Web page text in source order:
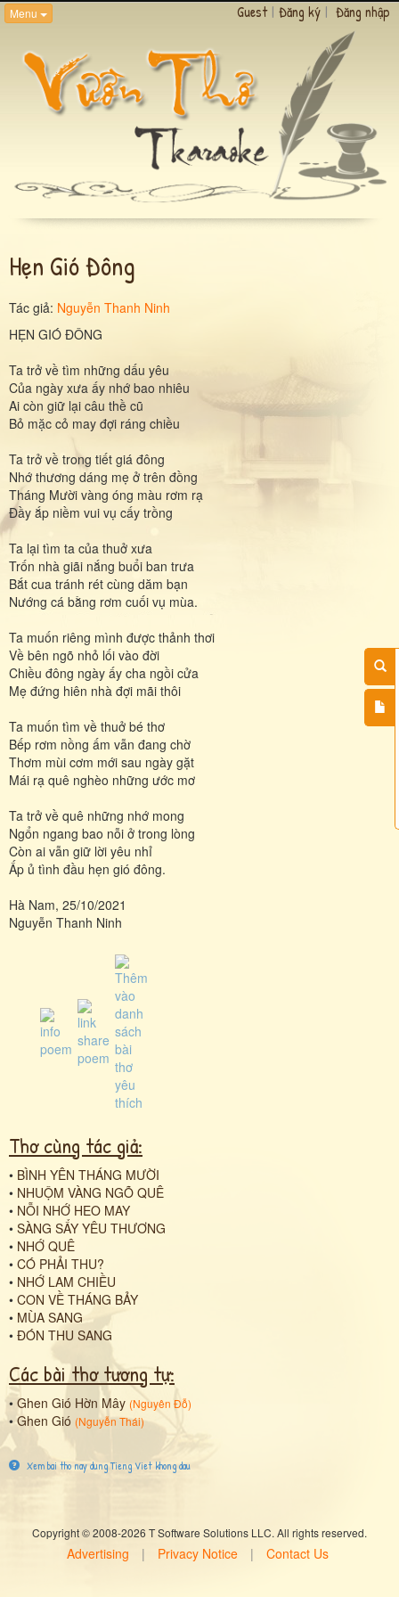
Menu Guest | Đăng ký | Đăng nhập
Hẹn Gió Đông
Tác giả: Nguyễn Thanh Ninh
HẸN GIÓ ĐÔNG
Ta trở về tìm những dấu yêu
Của ngày xưa ấy nhớ bao nhiêu
Ai còn giữ lại câu thề cũ
Bỏ mặc cỏ may đợi ráng chiều
Ta trở về trong tiết giá đông
Nhớ thương dáng mẹ ở trên đồng
Tháng Mười vàng óng màu rơm rạ
Đầy ắp niềm vui vụ cấy trồng
Ta lại tìm ta của thuở xưa
Trốn nhà giãi nắng buổi ban trưa
Bắt cua tránh rét cùng dăm bạn
Nướng cá bằng rơm cuối vụ mùa.
Ta muốn riêng mình được thảnh thơi
Về bên ngõ nhỏ lối vào đời
Chiều đông ngày ấy cha ngồi cửa
Mẹ đứng hiên nhà đợi mãi thôi
Ta muốn tìm về thuở bé thơ
Bếp rơm nồng ấm vẫn đang chờ
Thơm mùi cơm mới sau ngày gặt
Mái rạ quê nghèo những ước mơ
Ta trở về quê những nhớ mong
Ngổn ngang bao nỗi ở trong lòng
Còn ai vẫn giữ lời yêu nhỉ
Ấp ủ tình đầu hẹn gió đông.
Hà Nam, 25/10/2021
Nguyễn Thanh Ninh
Thơ cùng tác giả:
• BÌNH YÊN THÁNG MƯỜI
• NHUỘM VÀNG NGÕ QUÊ
• NỖI NHỚ HEO MAY
• SÀNG SẨY YÊU THƯƠNG
• NHỚ QUÊ
• CÓ PHẢI THU?
• NHỚ LAM CHIỀU
• CON VỀ THÁNG BẢY
• MÙA SANG
• ĐÓN THU SANG
Các bài thơ tương tự:
• Ghen Gió Hờn Mây (Nguyên Đỗ)
•Ghen Gió (Nguyễn Thái)
Xem bai tho nay dung Tieng Viet khong dau
Copyright © 2008-2026 T Software Solutions LLC. All rights reserved.
Advertising | Privacy Notice | Contact Us